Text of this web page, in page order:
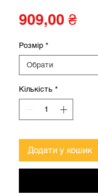
909,00 ₴
Розмір *
Обрати
Кількість *
Додати у кошик